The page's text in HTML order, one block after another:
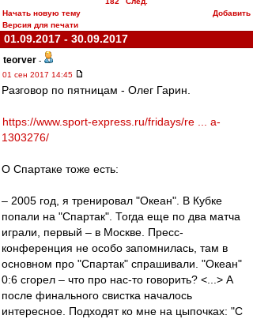
Начать новую тему
Добавить
Версия для печати
01.09.2017 - 30.09.2017
teorver -
01 сен 2017 14:45
Разговор по пятницам - Олег Гарин.
https://www.sport-express.ru/fridays/re ... a-
1303276/
О Спартаке тоже есть:
– 2005 год, я тренировал "Океан". В Кубке
попали на "Спартак". Тогда еще по два матча
играли, первый – в Москве. Пресс-
конференция не особо запомнилась, там в
основном про "Спартак" спрашивали. "Океан"
0:6 сгорел – что про нас-то говорить? <...> А
после финального свистка началось
интересное. Подходят ко мне на цыпочках: "С